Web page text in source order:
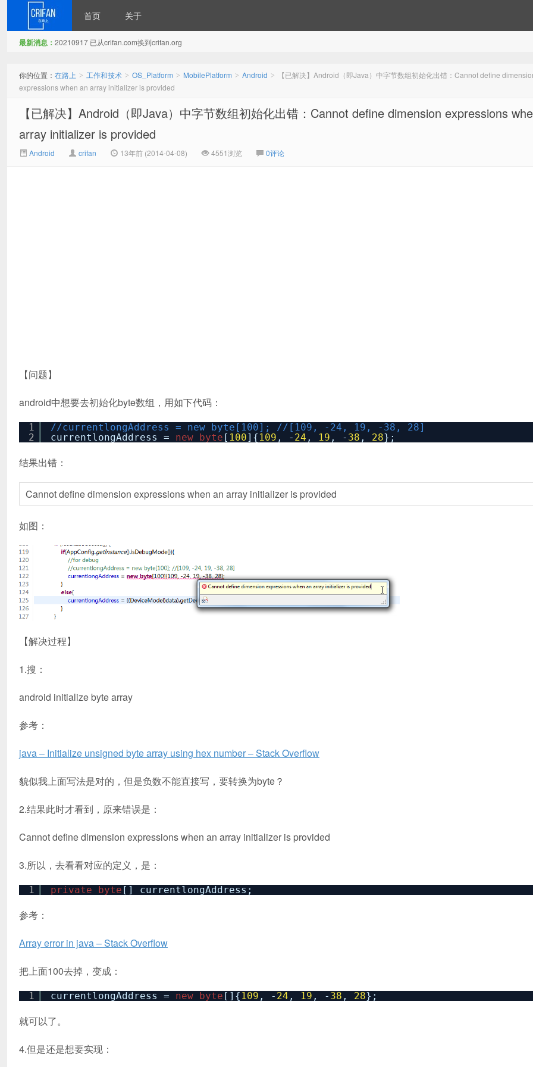
首页 关于
最新消息： 20210917 已从crifan.com换到crifan.org
你的位置： 在路上 > 工作和技术 > OS_Platform > MobilePlatform > Android >
【已解决】Android（即Java）中字节数组初始化出错：Cannot define
expressions when an array initializer is provided
【已解决】Android（即Java）中字节数组初始化出错：Cannot define dimension expressions
array initializer is provided
Android crifan 13年前 (2014-04-08) 4551浏览 0评论
【问题】
android中想要去初始化byte数组，用如下代码：
1
2
//currentlongAddress = new byte[100]; //[109, -24, 19, -38, 28]
currentlongAddress = new byte [ 100]{ 109 , - 24 , 19 , - 38 , 28};
结果出错：
Cannot define dimension expressions when an array initializer is provided
如图：
【解决过程】
1.搜：
android initialize byte array
参考：
java – Initialize unsigned byte array using hex number – Stack Overflow
貌似我上面写法是对的，但是负数不能直接写，要转换为byte？
2.结果此时才看到，原来错误是：
Cannot define dimension expressions when an array initializer is provided
3.所以，去看看对应的定义，是：
1 private byte [] currentlongAddress;
参考：
Array error in java – Stack Overflow
把上面100去掉，变成：
1 currentlongAddress = new byte []{ 109 , - 24 , 19 , - 38 , 28};
就可以了。
4.但是还是想要实现：